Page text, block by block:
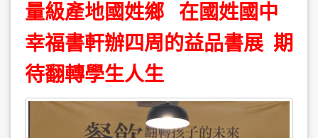
量級產地國姓鄉 在國姓國中
幸福書軒辦四周的益品書展 期
待翻轉學生人生